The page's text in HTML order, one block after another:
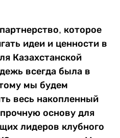
которое
идеи и ценности в
Казахстанской
всегда была в
мы будем
весь накопленный
основу для
лидеров клубного